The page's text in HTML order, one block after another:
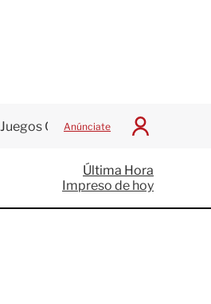
Juegos Centroamericanos
Anúnciate
I
c
i
a
Última Hora
Impreso de hoy